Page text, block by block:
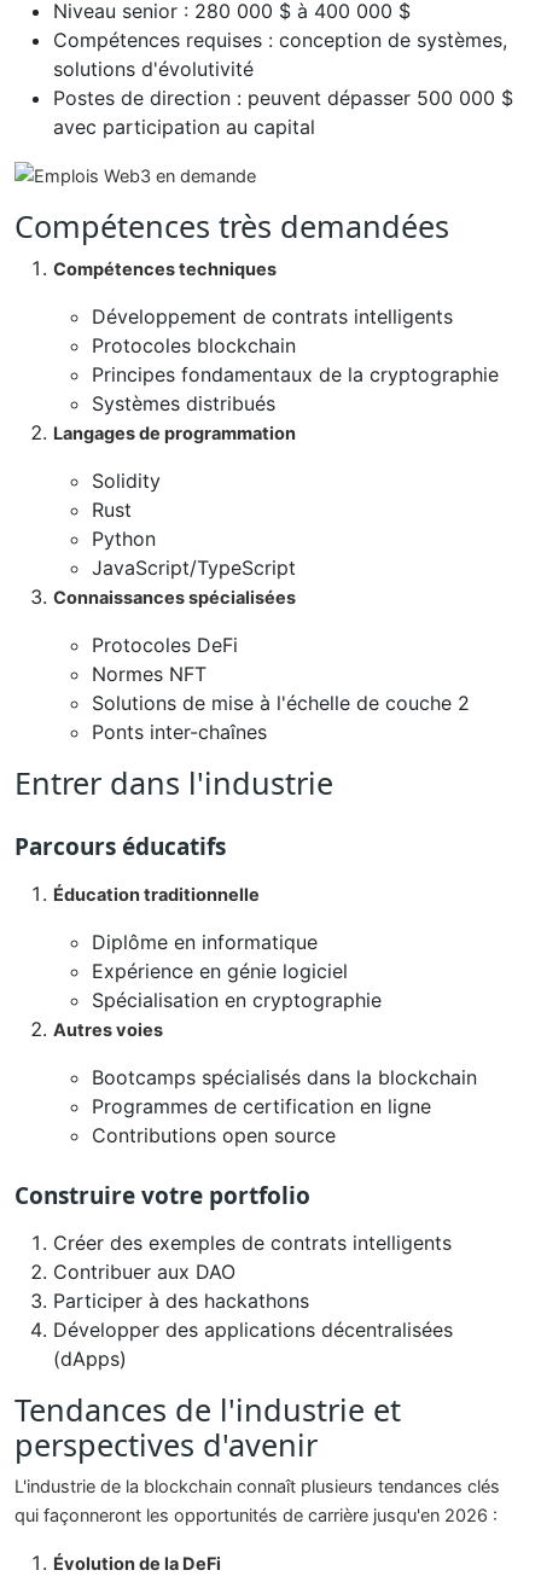
Niveau senior : 280 000 $ à 400 000 $
Compétences requises : conception de systèmes,
solutions d'évolutivité
Postes de direction : peuvent dépasser 500 000 $
avec participation au capital
Compétences très demandées
Compétences techniques
Développement de contrats intelligents
Protocoles blockchain
Principes fondamentaux de la cryptographie
Systèmes distribués
Langages de programmation
Solidity
Rust
Python
JavaScript/TypeScript
Connaissances spécialisées
Protocoles DeFi
Normes NFT
Solutions de mise à l'échelle de couche 2
Ponts inter-chaînes
Entrer dans l'industrie
Parcours éducatifs
Éducation traditionnelle
Diplôme en informatique
Expérience en génie logiciel
Spécialisation en cryptographie
Autres voies
Bootcamps spécialisés dans la blockchain
Programmes de certification en ligne
Contributions open source
Construire votre portfolio
Créer des exemples de contrats intelligents
Contribuer aux DAO
Participer à des hackathons
Développer des applications décentralisées
(dApps)
Tendances de l'industrie et
perspectives d'avenir
L'industrie de la blockchain connaît plusieurs tendances clés
qui façonneront les opportunités de carrière jusqu'en 2026 :
Évolution de la DeFi